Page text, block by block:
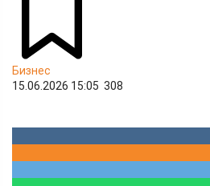
Бизнес
15.06.2026 15:05 308